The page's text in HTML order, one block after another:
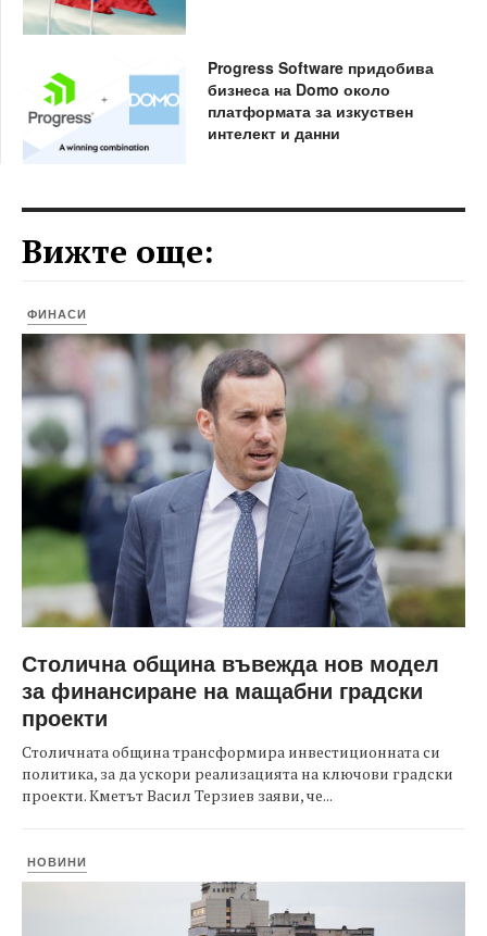
Progress Software придобива
бизнеса на Domo около
платформата за изкуствен
интелект и данни
Вижте още:
ФИНАСИ
Столична община въвежда нов модел
за финансиране на мащабни градски
проекти
Столичната община трансформира инвестиционната си
политика, за да ускори реализацията на ключови градски
проекти. Кметът Васил Терзиев заяви, че...
НОВИНИ